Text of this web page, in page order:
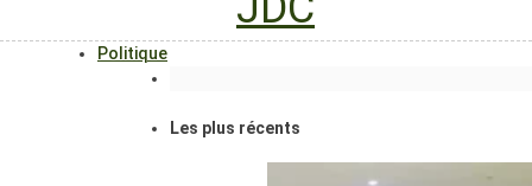
Politique
Les plus récents